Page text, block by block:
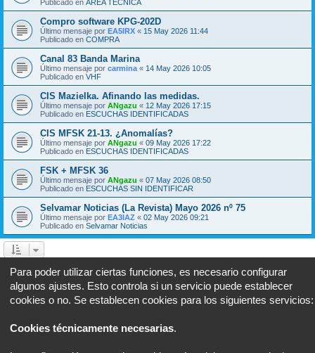
Publicado en AREA TECNICA
Compro software KPG-202D
Último mensaje por EA5IRX « 15 May 2026 11:44
Publicado en COMPRA
Canal 83 Banda Marina
Último mensaje por carmina « 14 May 2026 10:05
Publicado en VHF
CIS Mazielka. Afinando las medidas.
Último mensaje por ANgazu « 12 May 2026 17:15
Publicado en ESCUCHAS IDENTIFICADAS
CIS MFSK 21-13. ¿Anomalías?
Último mensaje por ANgazu « 09 May 2026 17:22
Publicado en ESCUCHAS IDENTIFICADAS
FSK + MFSK 36
Último mensaje por ANgazu « 07 May 2026 08:50
Publicado en ESCUCHAS SIN IDENTIFICAR
Selvamar Noticias (La Revista) Mayo 2026 nº 75
Último mensaje por EA3IAZ « 02 May 2026 09:21
Publicado en Selvamar Noticias
Se encontraron 634 coincidencias Página 1de26
2 3 4 5 … 26
Ir a
Portal Foro
Para poder utilizar ciertas funciones, es necesario configurar
algunos ajustes. Esto controla si un servicio puede establecer
cookies o no. Se establecen cookies para los siguientes servicios:
Cookies técnicamente necesarias.